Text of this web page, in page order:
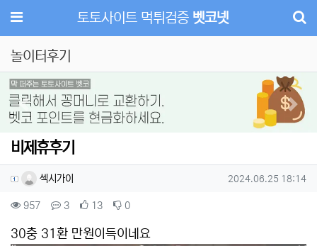
메뉴 토토사이트 먹튀검증 벳코넷
놀이터후기
Previous Next
비제휴후기
작성자 정보
섹시가이 작성일
2024.06.25 18:14
컨텐츠 정보
957조회 3댓글 13추천 0비추천
본문
30충 31환 만원이득이네요